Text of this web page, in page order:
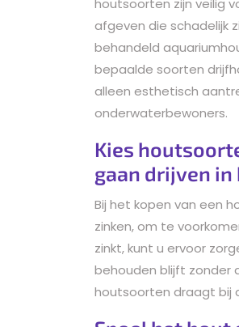
houtsoorten zijn veilig
afgeven die schadelijk
behandeld
bepaalde soorten
alleen esthetisch
onderwaterbewoners.
Kies
gaan drijven
Bij het kopen van een
zinken, om te
zinkt, kunt u ervoor
behouden blijft zonder
houtsoorten draagt bij